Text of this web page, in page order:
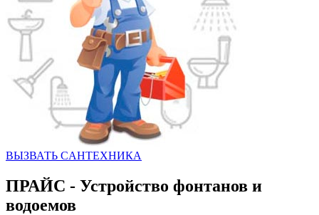
ВЫЗВАТЬ CАНТЕХНИКА
ПРАЙС - Устройство фонтанов и
водоемов